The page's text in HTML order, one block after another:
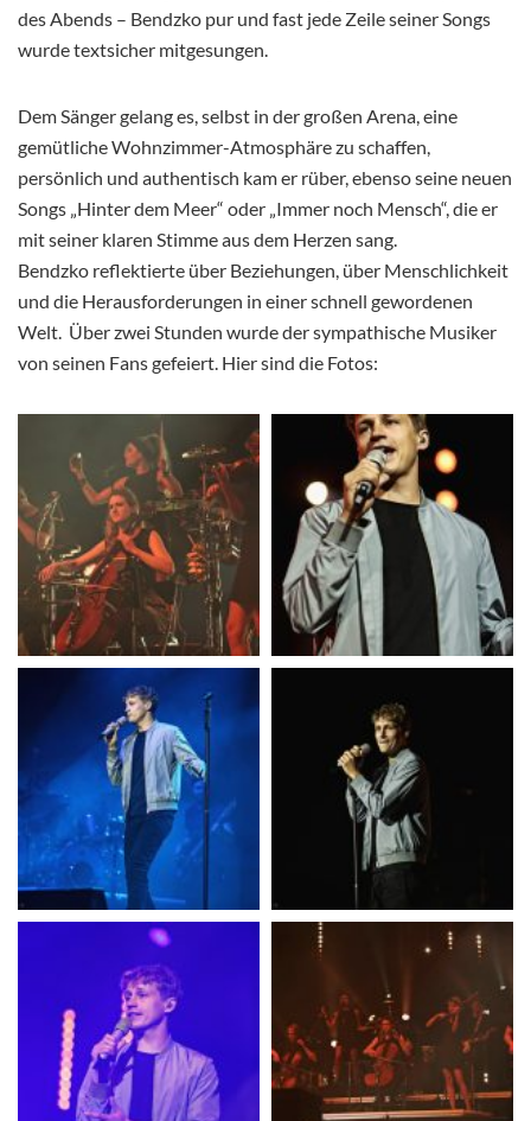
des Abends – Bendzko pur und fast jede Zeile seiner Songs
wurde textsicher mitgesungen.
Dem Sänger gelang es, selbst in der großen Arena, eine
gemütliche Wohnzimmer-Atmosphäre zu schaffen,
persönlich und authentisch kam er rüber, ebenso seine neuen
Songs „Hinter dem Meer“ oder „Immer noch Mensch“, die er
mit seiner klaren Stimme aus dem Herzen sang.
Bendzko reflektierte über Beziehungen, über Menschlichkeit
und die Herausforderungen in einer schnell gewordenen
Welt. Über zwei Stunden wurde der sympathische Musiker
von seinen Fans gefeiert. Hier sind die Fotos: